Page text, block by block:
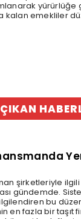
yürürlüğe
kalan emekliler